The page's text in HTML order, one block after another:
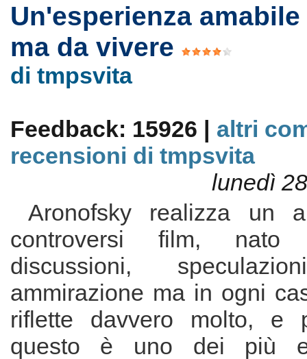
Un'esperienza
ma da vivere
di tmpsvita
Feedback: 15926 | altri
recensioni di tmpsvita
lunedì
Aronofsky realizza un
controversi film, nato
discussioni,
ammirazione ma in ogni
riflette davvero molto, e
questo è uno dei più